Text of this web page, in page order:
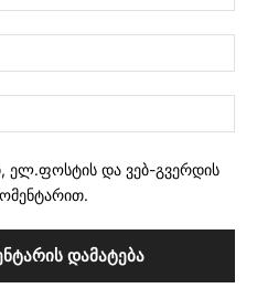
ელ.ფოსტის და ვებ-გვერდის